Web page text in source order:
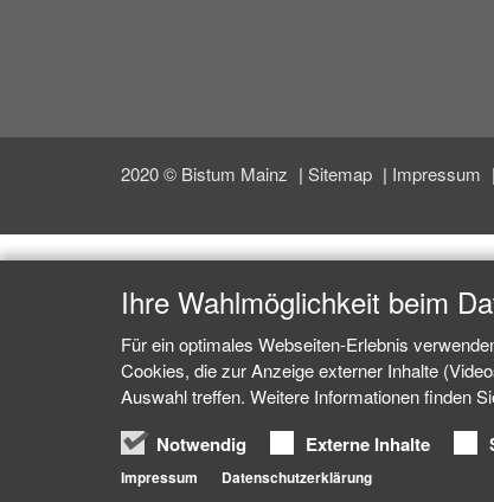
2020 © Bistum Mainz Sitemap Impressum
Ihre Wahlmöglichkeit beim
Für ein optimales Webseiten-Erlebnis
Cookies, die zur Anzeige externer Inhalte
Auswahl treffen. Weitere Informationen finden
Notwendig Externe Inhalte
Impressum Datenschutzerklärung